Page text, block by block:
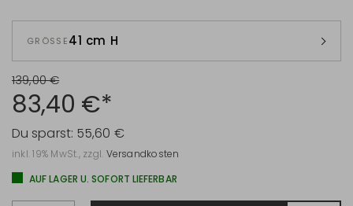
GRÖSSE 41 cm H
139,00 €
83,40 €*
Du sparst: 55,60 €
inkl. 19% MwSt., zzgl. Versandkosten
AUF LAGER U. SOFORT LIEFERBAR